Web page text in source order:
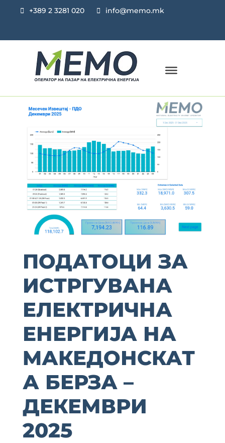
+389 2 3281 020 info@memo.mk
ПОДАТОЦИ ЗА
ИСТРГУВАНА
ЕЛЕКТРИЧНА
ЕНЕРГИЈА НА
MАКЕДОНСКАТ
А БЕРЗА –
ДЕКЕМВРИ
2025